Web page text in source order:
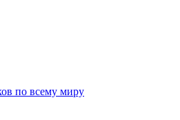
по всему миру